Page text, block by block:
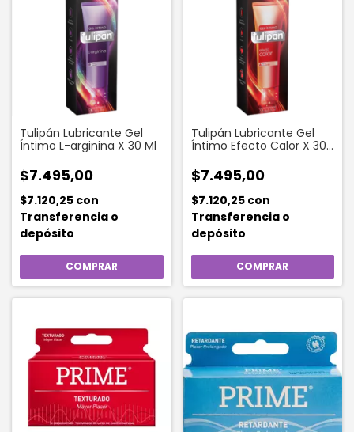
Tulipán Lubricante Gel
Íntimo L-arginina X 30 Ml
$7.495,00
$7.120,25 con
Transferencia o
depósito
Tulipán Lubricante Gel
Íntimo Efecto Calor X 30
$7.495,00
$7.120,25 con
Transferencia o
depósito